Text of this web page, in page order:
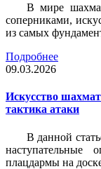
В мире
соперниками,
из самых
Подробнее
09.03.2026
Искусство
тактика атаки
В данной
наступательные
плацдармы на